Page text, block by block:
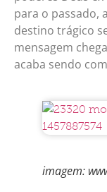
para o passado,
destino trágico
mensagem
acaba sendo
imagem: